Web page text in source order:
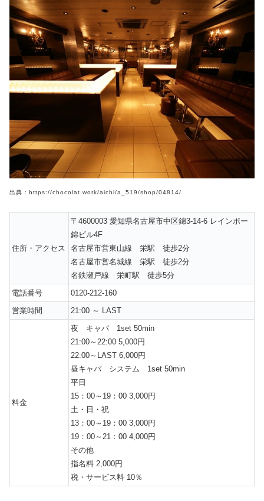
出典：https://chocolat.work/aichi/a_519/shop/04814/
住所・アクセス
〒4600003 愛知県名古屋市中区錦3-14-6 レインボー
錦ビル4F
名古屋市営東山線 栄駅 徒歩2分
名古屋市営名城線 栄駅 徒歩2分
名鉄瀬戸線 栄町駅 徒歩5分
電話番号
0120-212-160
営業時間
21:00 ～ LAST
料金
夜 キャバ 1set 50min
21:00～22:00 5,000円
22:00～LAST 6,000円
昼キャバ システム 1set 50min
平日
15：00～19：00 3,000円
土・日・祝
13：00～19：00 3,000円
19：00～21：00 4,000円
その他
指名料 2,000円
税・サービス料 10％